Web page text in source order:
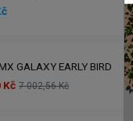
GALAXY EARLY BIRD
Kč 7 002,56 Kč